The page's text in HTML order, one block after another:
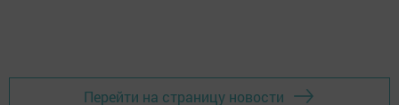
Перейти на страницу новости